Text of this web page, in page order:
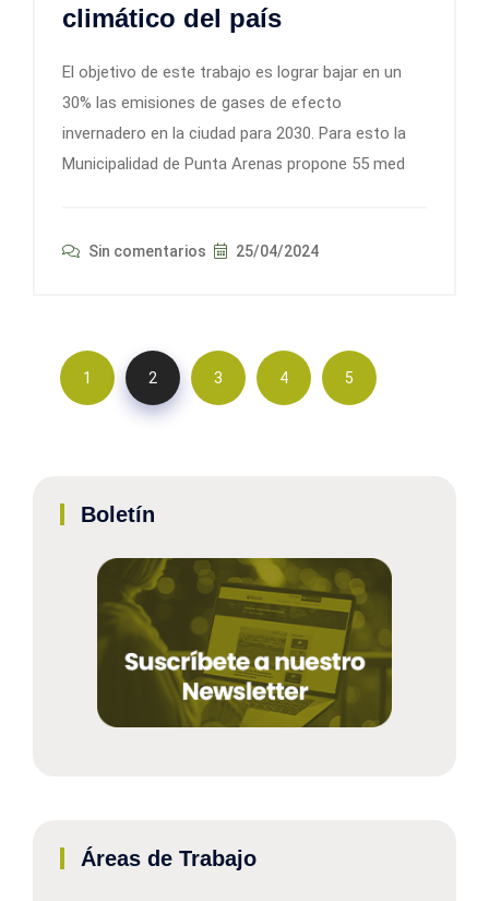
climático del país
El objetivo de este trabajo es lograr bajar en un
30% las emisiones de gases de efecto
invernadero en la ciudad para 2030. Para esto la
Municipalidad de Punta Arenas propone 55 med
Sin comentarios 25/04/2024
1 2 3 4 5
Boletín
Áreas de Trabajo